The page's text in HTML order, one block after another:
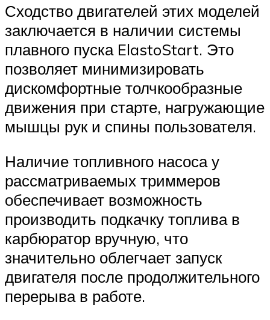
Сходство двигателей этих моделей
заключается в наличии системы
плавного пуска ElastoStart. Это
позволяет минимизировать
дискомфортные толчкообразные
движения при старте, нагружающие
мышцы рук и спины пользователя.
Наличие топливного насоса у
рассматриваемых триммеров
обеспечивает возможность
производить подкачку топлива в
карбюратор вручную, что
значительно облегчает запуск
двигателя после продолжительного
перерыва в работе.